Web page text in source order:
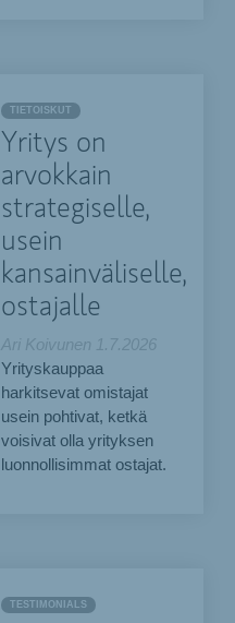
TIETOISKUT
Yritys on
arvokkain
strategiselle,
usein
kansainväliselle,
ostajalle
Ari Koivunen
1.7.2026
Yrityskauppaa
harkitsevat omistajat
usein pohtivat, ketkä
voisivat olla yrityksen
luonnollisimmat ostajat.
TESTIMONIALS